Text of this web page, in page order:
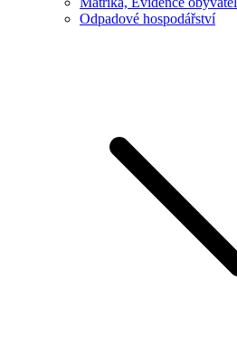
Odpadové hospodářství